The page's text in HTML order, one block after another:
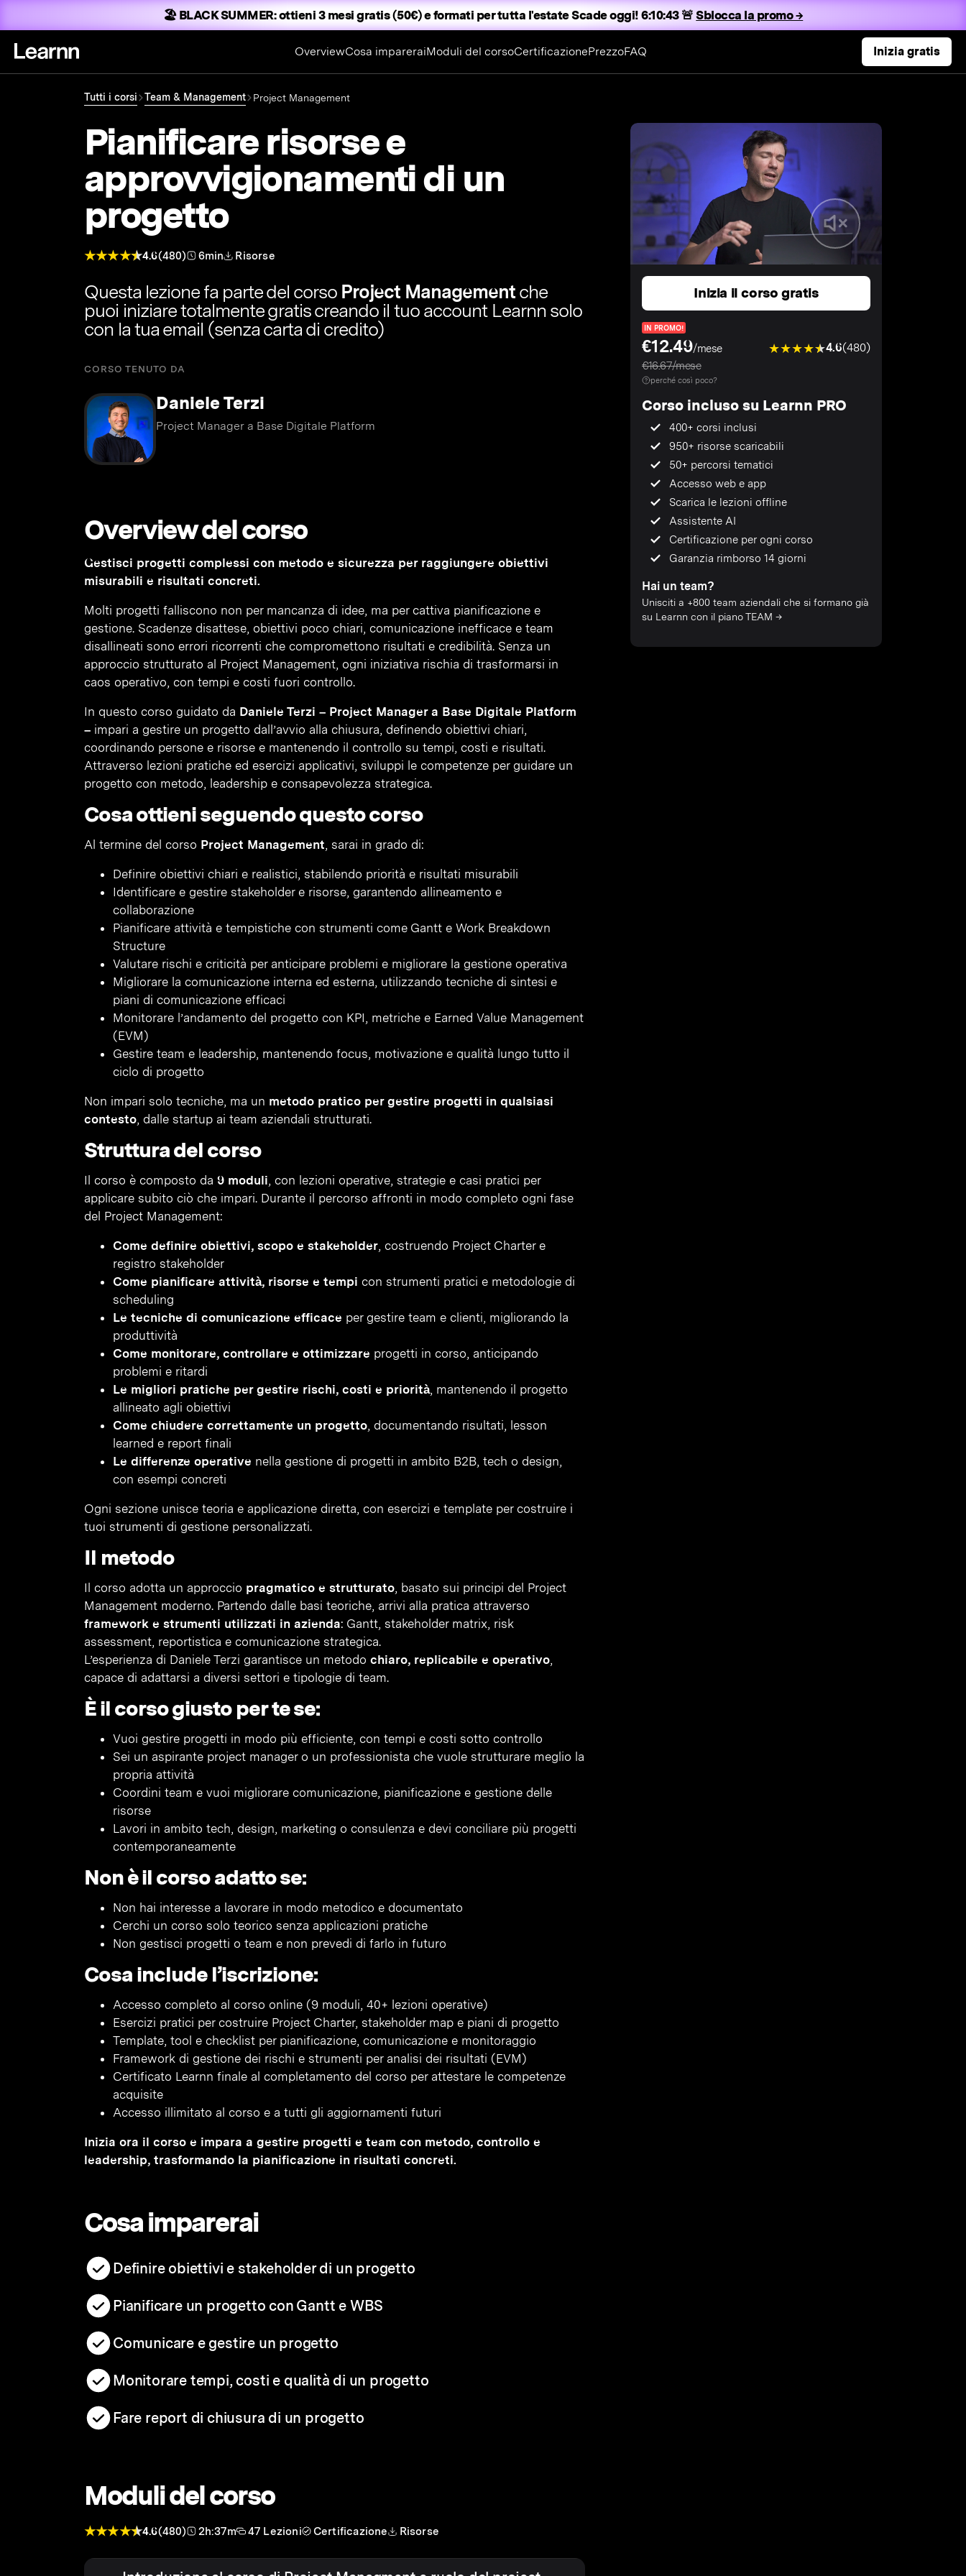
🏖️ BLACK SUMMER:ottieni 3 mesi gratis (50€) e formati per tutta l'estateScade oggi! 6:10:42 🚨 Sblocca la promo →
OverviewCosa impareraiModuli del corsoCertificazionePrezzoFAQ Inizia gratis
Tutti i corsi Team & Management Project Management
Pianificare risorse e
approvvigionamenti di un
progetto
4.6(480) 6min Risorse
Questa lezione fa parte del corso Project Managementche
puoi iniziare totalmente gratis creando il tuo account Learnn solo
con la tua email (senza carta di credito)
CORSO TENUTO DA
Daniele Terzi
Project Manager a Base Digitale Platform
Overview del corso
Gestisci progetti complessi con metodo e sicurezza per raggiungere obiettivi
misurabili e risultati concreti.
Molti progetti falliscono non per mancanza di idee, ma per cattiva pianificazione e
gestione. Scadenze disattese, obiettivi poco chiari, comunicazione inefficace e team
disallineati sono errori ricorrenti che compromettono risultati e credibilità. Senza un
approccio strutturato al Project Management, ogni iniziativa rischia di trasformarsi in
caos operativo, con tempi e costi fuori controllo.
In questo corso guidato da Daniele Terzi – Project Manager a Base Digitale Platform
– impari a gestire un progetto dall’avvio alla chiusura, definendo obiettivi chiari,
coordinando persone e risorse e mantenendo il controllo su tempi, costi e risultati.
Attraverso lezioni pratiche ed esercizi applicativi, sviluppi le competenze per guidare un
progetto con metodo, leadership e consapevolezza strategica.
Cosa ottieni seguendo questo corso
Al termine del corso Project Management, sarai in grado di:
Definire obiettivi chiari e realistici, stabilendo priorità e risultati misurabili
Identificare e gestire stakeholder e risorse, garantendo allineamento e
collaborazione
Pianificare attività e tempistiche con strumenti come Gantt e Work Breakdown
Structure
Valutare rischi e criticità per anticipare problemi e migliorare la gestione operativa
Migliorare la comunicazione interna ed esterna, utilizzando tecniche di sintesi e
piani di comunicazione efficaci
Monitorare l’andamento del progetto con KPI, metriche e Earned Value Management
(EVM)
Gestire team e leadership, mantenendo focus, motivazione e qualità lungo tutto il
ciclo di progetto
Non impari solo tecniche, ma un metodo pratico per gestire progetti in qualsiasi
contesto, dalle startup ai team aziendali strutturati.
Struttura del corso
Il corso è composto da 9 moduli, con lezioni operative, strategie e casi pratici per
applicare subito ciò che impari. Durante il percorso affronti in modo completo ogni fase
del Project Management:
Come definire obiettivi, scopo e stakeholder, costruendo Project Charter e
registro stakeholder
Come pianificare attività, risorse e tempi con strumenti pratici e metodologie di
scheduling
Le tecniche di comunicazione efficace per gestire team e clienti, migliorando la
produttività
Come monitorare, controllare e ottimizzare progetti in corso, anticipando
problemi e ritardi
Le migliori pratiche per gestire rischi, costi e priorità, mantenendo il progetto
allineato agli obiettivi
Come chiudere correttamente un progetto, documentando risultati, lesson
learned e report finali
Le differenze operative nella gestione di progetti in ambito B2B, tech o design,
con esempi concreti
Ogni sezione unisce teoria e applicazione diretta, con esercizi e template per costruire i
tuoi strumenti di gestione personalizzati.
Il metodo
Il corso adotta un approccio pragmatico e strutturato, basato sui principi del Project
Management moderno. Partendo dalle basi teoriche, arrivi alla pratica attraverso
framework e strumenti utilizzati in azienda: Gantt, stakeholder matrix, risk
assessment, reportistica e comunicazione strategica.
L’esperienza di Daniele Terzi garantisce un metodo chiaro, replicabile e operativo,
capace di adattarsi a diversi settori e tipologie di team.
È il corso giusto per te se:
Vuoi gestire progetti in modo più efficiente, con tempi e costi sotto controllo
Sei un aspirante project manager o un professionista che vuole strutturare meglio la
propria attività
Coordini team e vuoi migliorare comunicazione, pianificazione e gestione delle
risorse
Lavori in ambito tech, design, marketing o consulenza e devi conciliare più progetti
contemporaneamente
Non è il corso adatto se:
Non hai interesse a lavorare in modo metodico e documentato
Cerchi un corso solo teorico senza applicazioni pratiche
Non gestisci progetti o team e non prevedi di farlo in futuro
Cosa include l’iscrizione:
Accesso completo al corso online (9 moduli, 40+ lezioni operative)
Esercizi pratici per costruire Project Charter, stakeholder map e piani di progetto
Template, tool e checklist per pianificazione, comunicazione e monitoraggio
Framework di gestione dei rischi e strumenti per analisi dei risultati (EVM)
Certificato Learnn finale al completamento del corso per attestare le competenze
acquisite
Accesso illimitato al corso e a tutti gli aggiornamenti futuri
Inizia ora il corso e impara a gestire progetti e team con metodo, controllo e
leadership, trasformando la pianificazione in risultati concreti.
Cosa imparerai
Definire obiettivi e stakeholder di un progetto
Pianificare un progetto con Gantt e WBS
Comunicare e gestire un progetto
Monitorare tempi, costi e qualità di un progetto
Fare report di chiusura di un progetto
Moduli del corso
4.6(480) 2h:37m 47 Lezioni Certificazione Risorse
Inizia il corso gratis
IN PROMO!
€12.49/mese
€16.67/mese
4.6(480)
perché così poco?
Corso incluso su Learnn PRO
400+ corsi inclusi
950+ risorse scaricabili
50+ percorsi tematici
Accesso web e app
Scarica le lezioni offline
Assistente AI
Certificazione per ogni corso
Garanzia rimborso 14 giorni
Hai un team?
Unisciti a +800 team aziendali che si formano già
su Learnn con il piano TEAM →